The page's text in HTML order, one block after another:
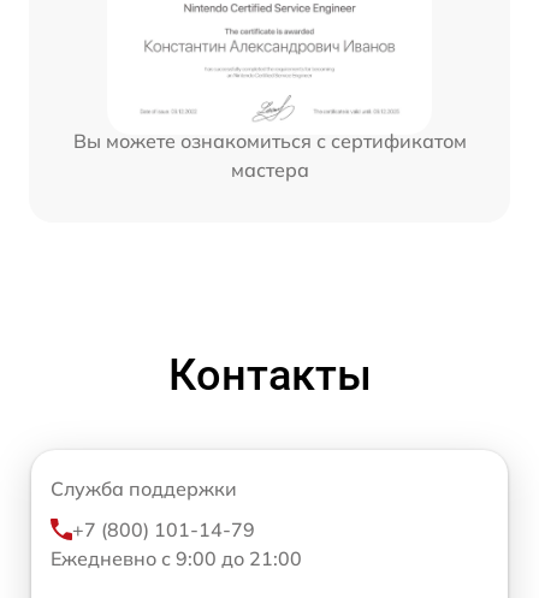
Вы можете ознакомиться с сертификатом
мастера
Контакты
Служба поддержки
+7 (800) 101-14-79
Ежедневно с 9:00 до 21:00